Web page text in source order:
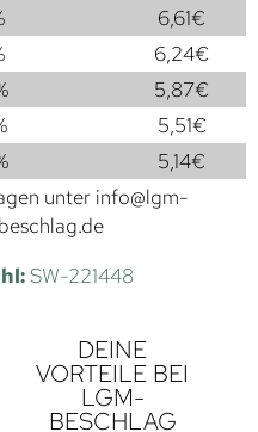
6,61€
6,24€
5,87€
5,51€
5,14€
unter info@lgm-
beschlag.de
SW-221448
DEINE
VORTEILE BEI
LGM-
BESCHLAG